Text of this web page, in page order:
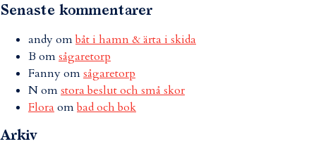
Senaste kommentarer
andyombåt i hamn & ärta i skida
B omsågaretorp
Fannyomsågaretorp
Nomstora beslut och små skor
Flora ombad och bok
Arkiv